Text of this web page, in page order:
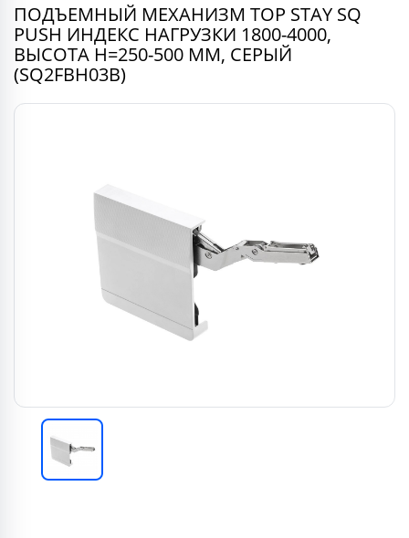
ПОДЪЕМНЫЙ МЕХАНИЗМ TOP STAY SQ
PUSH ИНДЕКС НАГРУЗКИ 1800-4000,
ВЫСОТА H=250-500 ММ, СЕРЫЙ
(SQ2FBH03B)